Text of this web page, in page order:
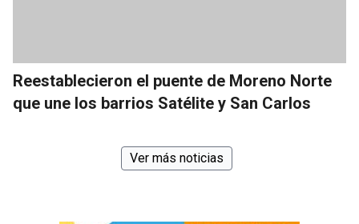
Reestablecieron el puente de Moreno Norte
que une los barrios Satélite y San Carlos
Ver más noticias